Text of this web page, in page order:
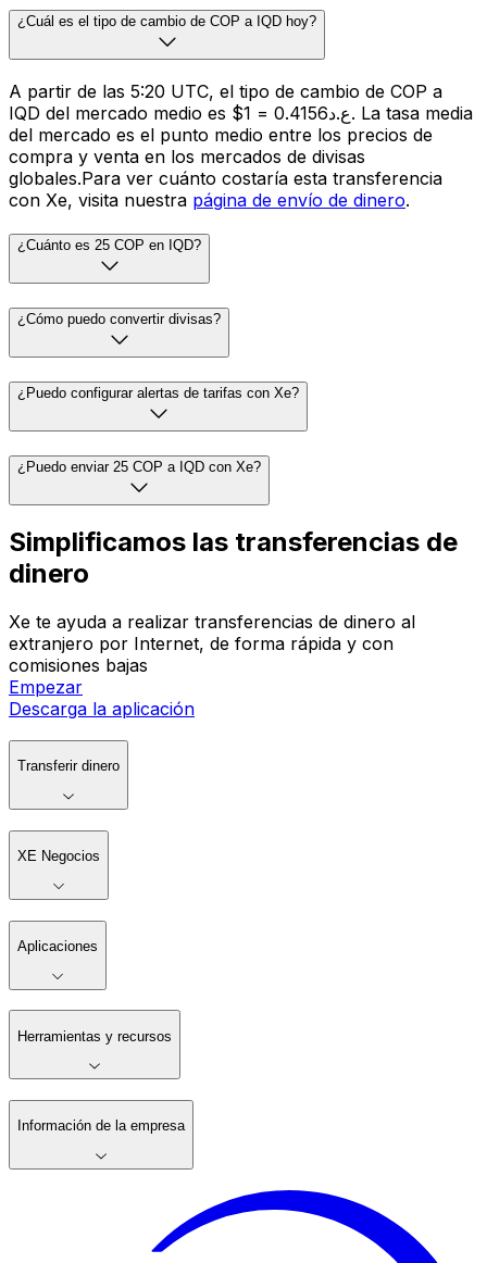
¿Cuál es el tipo de cambio de COP a IQD hoy?
A partir de las 5:20 UTC, el tipo de cambio de COP a
IQD del mercado medio es $1 = ع.د0.4156. La tasa media
del mercado es el punto medio entre los precios de
compra y venta en los mercados de divisas
globales.Para ver cuánto costaría esta transferencia
con Xe, visita nuestra página de envío de dinero.
¿Cuánto es 25 COP en IQD?
¿Cómo puedo convertir divisas?
¿Puedo configurar alertas de tarifas con Xe?
¿Puedo enviar 25 COP a IQD con Xe?
Simplificamos las transferencias de
dinero
Xe te ayuda a realizar transferencias de dinero al
extranjero por Internet, de forma rápida y con
comisiones bajas
Empezar
Descarga la aplicación
Transferir dinero
XE Negocios
Aplicaciones
Herramientas y recursos
Información de la empresa